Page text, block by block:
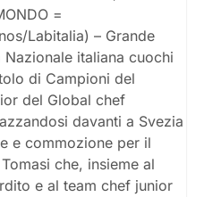
=
Labitalia) – Grande
italiana cuochi
di Campioni del
del Global chef
davanti a Svezia
e commozione per il
che, insieme al
e al team chef junior